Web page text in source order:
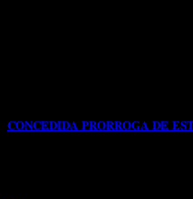
𝐂𝐎𝐍𝐂𝐄𝐃𝐈𝐃𝐀 𝐏𝐑𝐎𝐑𝐑𝐎𝐆𝐀 𝐃𝐄